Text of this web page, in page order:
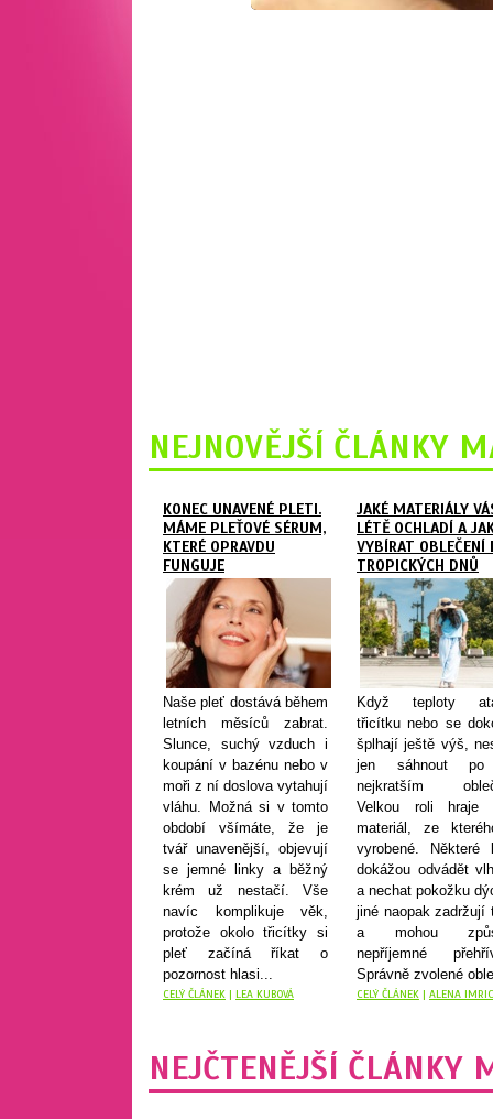
NEJNOVĚJŠÍ ČLÁNKY
KONEC UNAVENÉ PLETI.
MÁME PLEŤOVÉ SÉRUM,
KTERÉ OPRAVDU
FUNGUJE
Naše pleť dostává během
letních měsíců zabrat.
Slunce, suchý vzduch i
koupání v bazénu nebo v
moři z ní doslova vytahují
vláhu. Možná si v tomto
období všímáte, že je
tvář unavenější, objevují
se jemné linky a běžný
krém už nestačí. Vše
navíc komplikuje věk,
protože okolo třicítky si
pleť začíná říkat o
pozornost hlasi...
CELÝ ČLÁNEK | LEA KUBOVÁ
JAKÉ MATERIÁLY
LÉTĚ OCHLADÍ A
VYBÍRAT OBLEČENÍ
TROPICKÝCH DNŮ
Když teploty
třicítku nebo se
šplhají ještě výš,
jen sáhnout
nejkratším
Velkou roli hraje
materiál, ze
vyrobené. Některé
dokážou odvádět
a nechat pokožku
jiné naopak zadržují
a mohou
nepříjemné
Správně zvolené
CELÝ ČLÁNEK | ALENA
NEJČTENĚJŠÍ ČLÁNKY